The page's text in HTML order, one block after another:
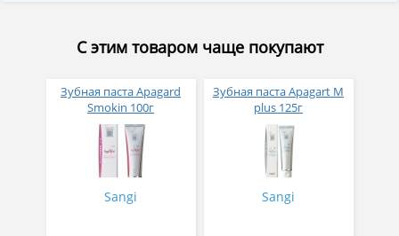
С этим товаром чаще покупают
Зубная паста Apagard
Smokin 100г
Sangi
Зубная паста Apagart M
plus 125г
Sangi